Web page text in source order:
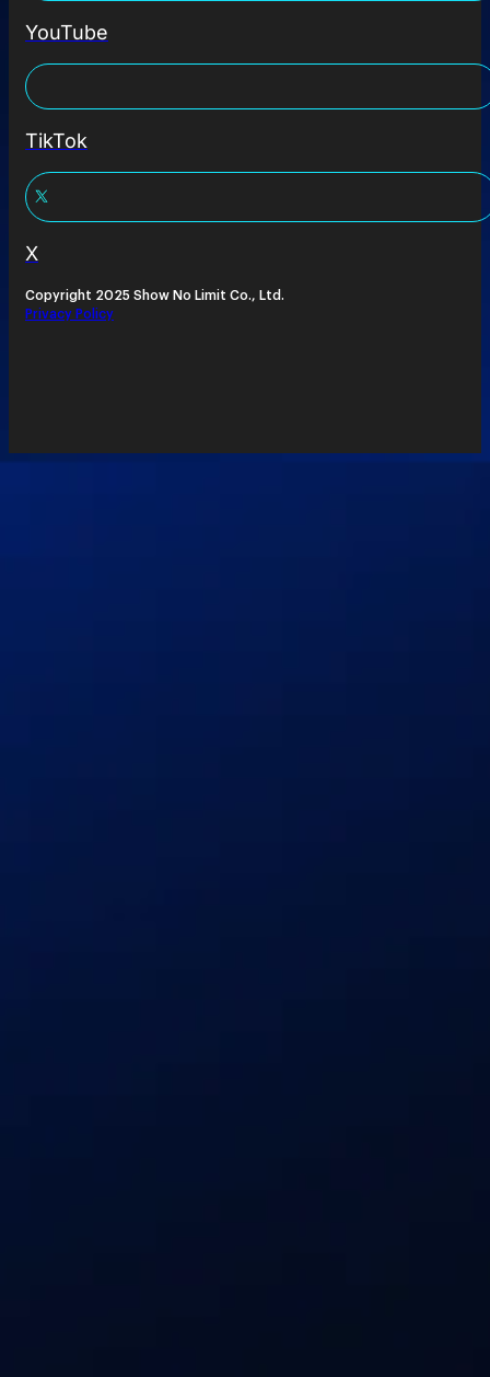
YouTube
TikTok
X
Copyright 2025 Show No Limit Co., Ltd.
Privacy Policy